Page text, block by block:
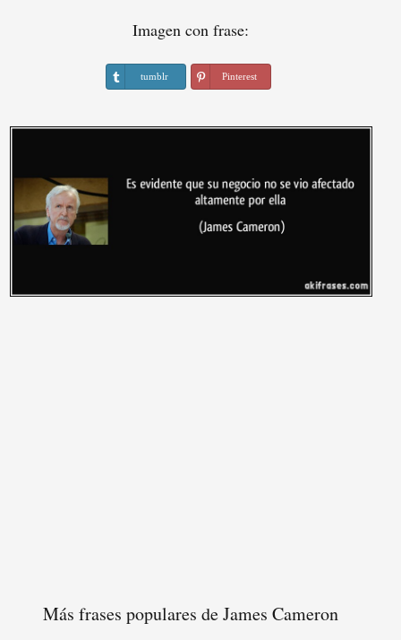
Imagen con frase:
tumblr Pinterest
Más frases populares de James Cameron